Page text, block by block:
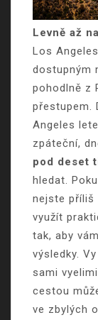
Levně až
Los
dostupným
pohodlně z
přestupem.
Angeles
zpáteční,
pod deset
hledat.
nejste příliš
využít
tak, aby
výsledky.
sami
cestou
ve zbylých